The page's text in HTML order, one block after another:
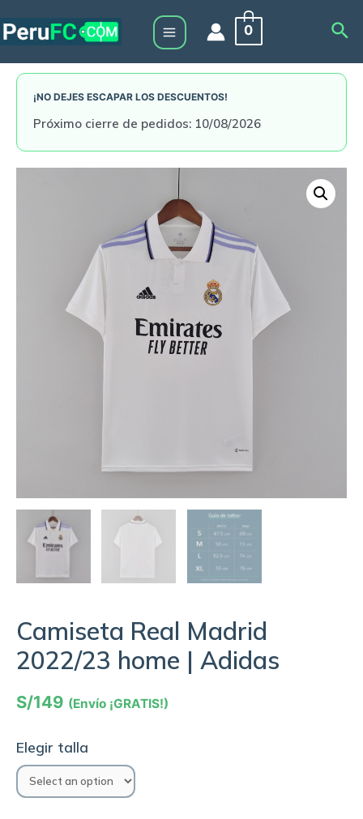
to
Main
Menu
0
¡NO DEJES ESCAPAR LOS DESCUENTOS!
Próximo cierre de pedidos: 10/08/2026
Camiseta Real Madrid
2022/23 home | Adidas
S/149 (Envío ¡GRATIS!)
Elegir talla